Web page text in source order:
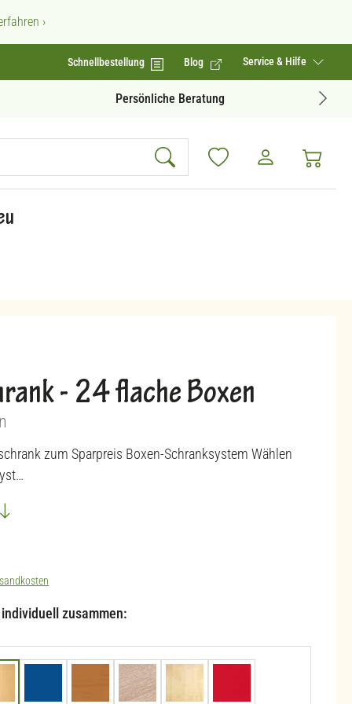
›
Schnellbestellung Blog Service & Hilfe
Geprüfte Produktqualität
- 24 flache Boxen
zum Sparpreis Boxen-Schranksystem Wählen
zusammen:
Buche dunkelEiche natur (+44,90 €)